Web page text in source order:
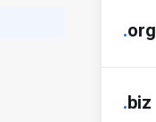
.org
.biz